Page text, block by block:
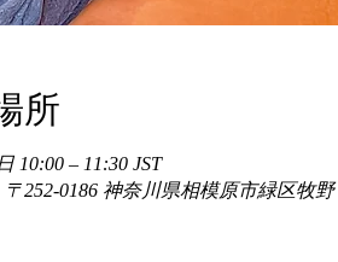
所
10:00 – 11:30 JST
252-0186 神奈川県相模原市緑区牧